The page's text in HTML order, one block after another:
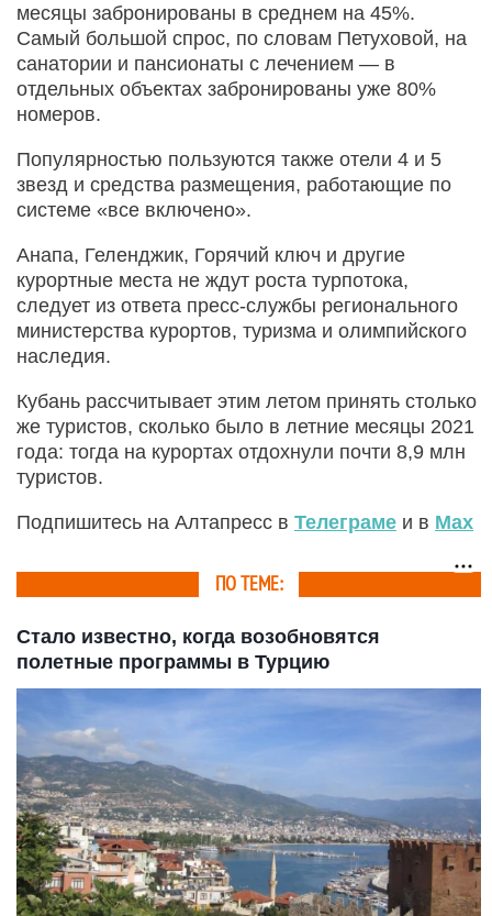
месяцы забронированы в среднем на 45%.
Самый большой спрос, по словам Петуховой, на
санатории и пансионаты с лечением — в
отдельных объектах забронированы уже 80%
номеров.
Популярностью пользуются также отели 4 и 5
звезд и средства размещения, работающие по
системе «все включено».
Анапа, Геленджик, Горячий ключ и другие
курортные места не ждут роста турпотока,
следует из ответа пресс-службы регионального
министерства курортов, туризма и олимпийского
наследия.
Кубань рассчитывает этим летом принять столько
же туристов, сколько было в летние месяцы 2021
года: тогда на курортах отдохнули почти 8,9 млн
туристов.
Подпишитесь на Алтапресс в Телеграме и в Max
ПО ТЕМЕ:
Стало известно, когда возобновятся
полетные программы в Турцию